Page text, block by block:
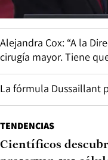
Alejandra Cox: “A la
cirugía mayor. Tiene
La fórmula Dussaillant
TENDENCIAS
Científicos